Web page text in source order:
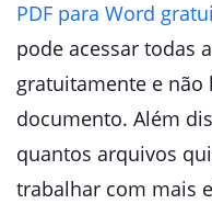
PDF para Word
pode acessar todas
gratuitamente e
documento. Além
quantos arquivos
trabalhar com mais